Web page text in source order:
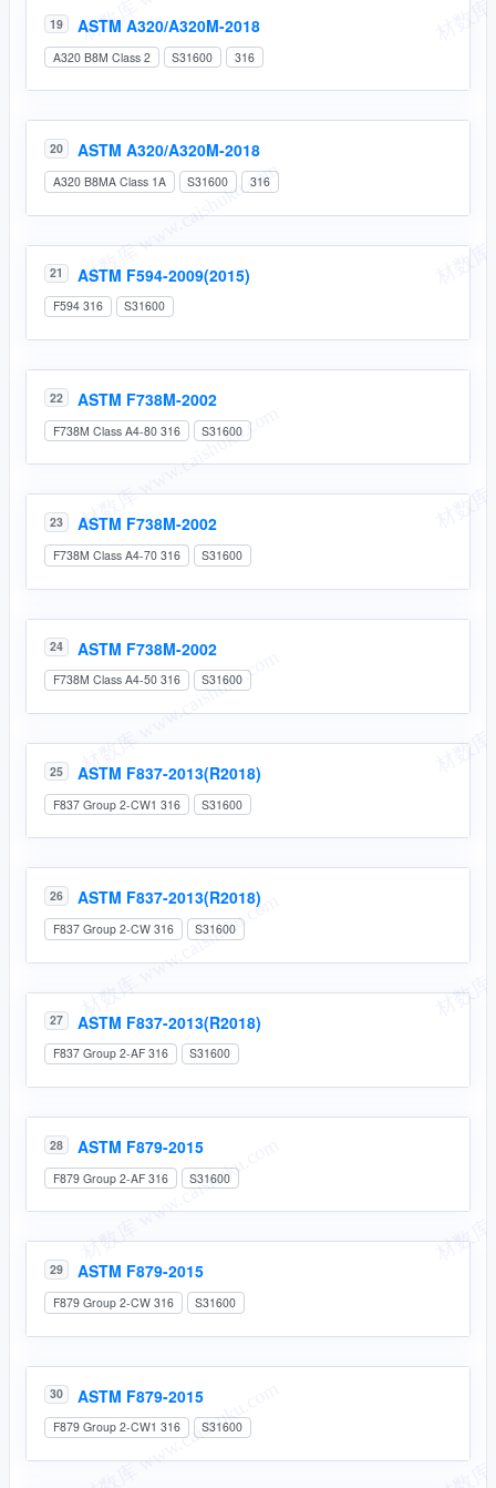
19 ASTM A320/A320M-2018
A320 B8M Class 2 S31600 316
20 ASTM A320/A320M-2018
A320 B8MA Class 1A S31600 316
21 ASTM F594-2009(2015)
F594 316 S31600
22 ASTM F738M-2002
F738M Class A4-80 316 S31600
23 ASTM F738M-2002
F738M Class A4-70 316 S31600
24 ASTM F738M-2002
F738M Class A4-50 316 S31600
25 ASTM F837-2013(R2018)
F837 Group 2-CW1 316 S31600
26 ASTM F837-2013(R2018)
F837 Group 2-CW 316 S31600
27 ASTM F837-2013(R2018)
F837 Group 2-AF 316 S31600
28 ASTM F879-2015
F879 Group 2-AF 316 S31600
29 ASTM F879-2015
F879 Group 2-CW 316 S31600
30 ASTM F879-2015
F879 Group 2-CW1 316 S31600